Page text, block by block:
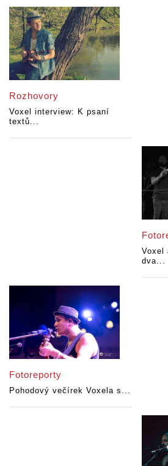
Rozhovory
Voxel interview: K psaní
textů...
Voxel
dva...
Fotoreporty
Pohodový večírek Voxela s...